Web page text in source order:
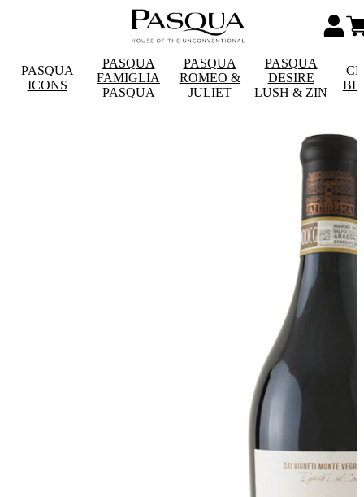
PASQUA
ICONS
PASQUA
FAMIGLIA
PASQUA
PASQUA
ROMEO &
JULIET
PASQUA
DESIRE
LUSH & ZIN